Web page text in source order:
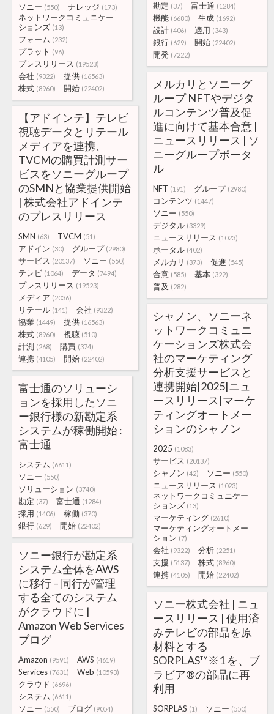
勘定 (37) 富士通 (1284)
機能 (6680) 生成 (1692)
設計 (406) 適用 (343)
銀行 (629) 開始 (22402)
開発 (7222)
ソニー (550) ナレッジ (173)
ネットワークコミュニケー
ションズ (13)
フォーム (232)
プラット (96)
プレスリリース (19523)
会社 (9322) 提供 (16563)
株式 (8960) 開始 (22402)
メルカリとソニーグ
ループ NFTやデジタ
ルコンテンツ普及促
進に向けて基本合意 |
ニュースリリース | ソ
ニーグループポータ
ル
NFT (191) グループ (2980)
コンテンツ (1447)
ソニー (550)
デジタル (3329)
ニュースリリース (1023)
ポータル (402)
メルカリ (373) 促進 (545)
合意 (585) 基本 (322)
普及 (282)
【アドインテ】テレビ
視聴データとリテール
メディアを連携、
TVCMの購買計測サー
ビスをソニーグループ
のSMNと協業提供開始
| 株式会社アドインテ
のプレスリリース
SMN (63) TVCM (51)
アドイン (30) グループ (2980)
サービス (20137) ソニー (550)
テレビ (1064) データ (7494)
プレスリリース (19523)
メディア (2036)
リテール (141) 会社 (9322)
協業 (1449) 提供 (16563)
株式 (8960) 視聴 (510)
計測 (268) 購買 (374)
連携 (4105) 開始 (22402)
シャノン、ソニーネ
ットワークコミュニ
ケーションズ株式会
社のマーケティング
分析支援サービスと
連携開始|2025|ニュ
ースリリース|マーケ
ティングオートメー
ションのシャノン
2025 (1083)
サービス (20137)
シャノン (42) ソニー (550)
ニュースリリース (1023)
ネットワークコミュニケー
ションズ (13)
マーケティング (2610)
マーケティングオートメー
ション (7)
会社 (9322) 分析 (2251)
支援 (5137) 株式 (8960)
連携 (4105) 開始 (22402)
富士通のソリューシ
ョンを採用したソニ
ー銀行様の新勘定系
システムが稼働開始 :
富士通
システム (6611)
ソニー (550)
ソリューション (3740)
勘定 (37) 富士通 (1284)
採用 (1406) 稼働 (370)
銀行 (629) 開始 (22402)
ソニー銀行が勘定系
システム全体をAWS
に移行 – 同行が管理
する全てのシステム
がクラウドに |
Amazon Web Services
ブログ
Amazon (9591) AWS (4619)
Services (7631) Web (10593)
クラウド (6696)
システム (6611)
ソニー (550) ブログ (9054)
ソニー株式会社 | ニュ
ースリリース | 使用済
みテレビの部品を原
材料とする
SORPLAS™※1 を、ブ
ラビア®の部品に再
利用
SORPLAS (1) ソニー (550)